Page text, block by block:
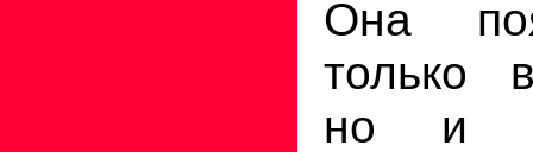
Она
только
но и